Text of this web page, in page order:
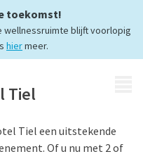
toekomst!
wellnessruimte blijft voorlopig
hiermeer.
Tiel
Tiel een uitstekende
Of u nu met 2 of